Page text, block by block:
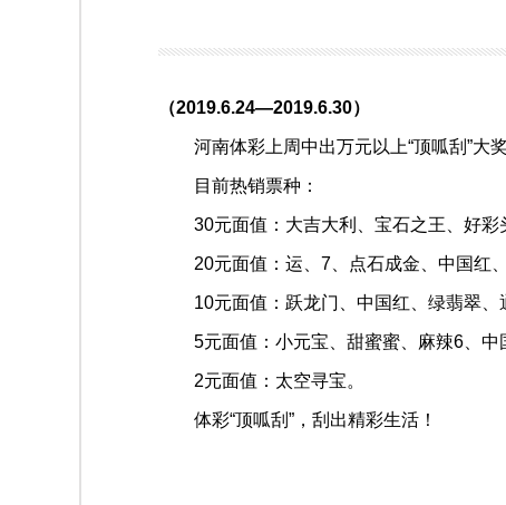
（2019.6.24—2019.6.30）
河南体彩上周中出万元以上“顶呱刮”大
目前热销票种：
30元面值：大吉大利、宝石之王、好彩
20元面值：运、7、点石成金、中国红、
10元面值：跃龙门、中国红、绿翡翠、
5元面值：小元宝、甜蜜蜜、麻辣6、中
2元面值：太空寻宝。
体彩“顶呱刮”，刮出精彩生活！